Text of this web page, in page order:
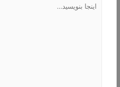
بنویسید…